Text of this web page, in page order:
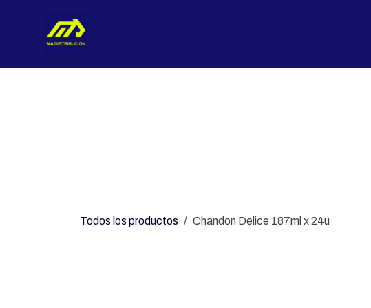
Todos los productos Chandon Delice 187ml x 24u